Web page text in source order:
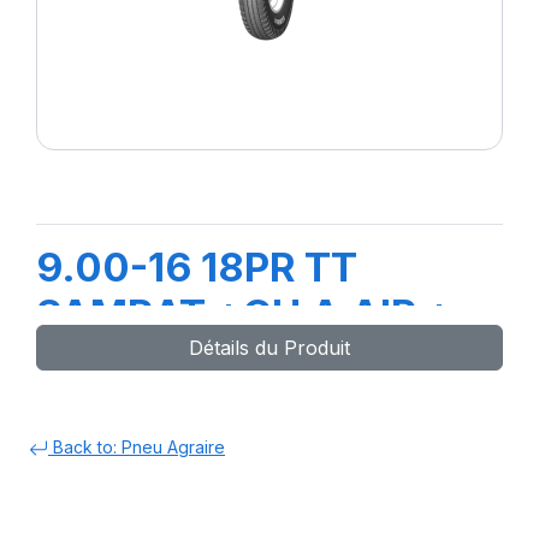
9.00-16 18PR TT
SAMRAT +CH A AIR +
FLAP
Détails du Produit
Back to: Pneu Agraire